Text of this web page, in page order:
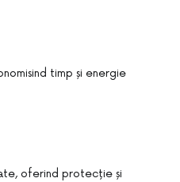
timp și energie
oferind protecție și